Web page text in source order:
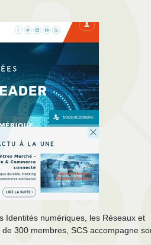
Identités numériques, les Réseaux et
300 membres, SCS accompagne